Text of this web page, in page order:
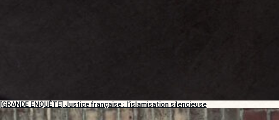
[GRANDE ENQUÊTE] Justice française : l’islamisation silencieuse